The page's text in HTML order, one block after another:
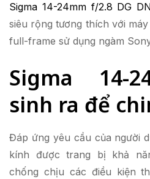
Sigma 14-24mm f/2.8 DG
siêu rộng tương thích với
full-frame sử dụng ngàm
Sigma 14-
sinh ra để
Đáp ứng yêu cầu của người
kính được trang bị khả
chống chịu các điều kiện